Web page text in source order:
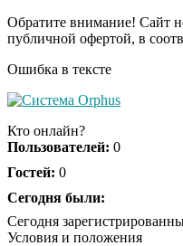
Обратите внимание! Сайт
публичной офертой, в
Ошибка в тексте
Кто онлайн?
Пользователей: 0
Гостей: 0
Сегодня были:
Сегодня
Условия и положения